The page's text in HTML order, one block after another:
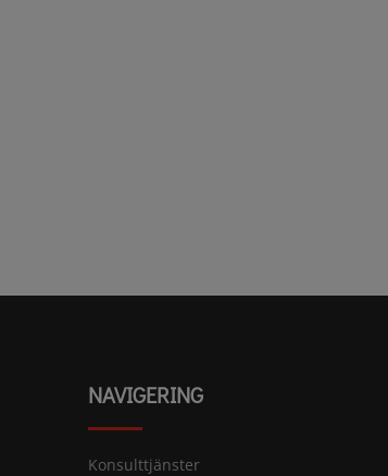
NAVIGERING
Konsulttjänster